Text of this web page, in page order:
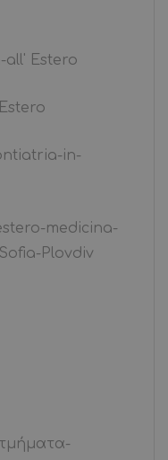
Estero
in-
medicina-
Plovdiv